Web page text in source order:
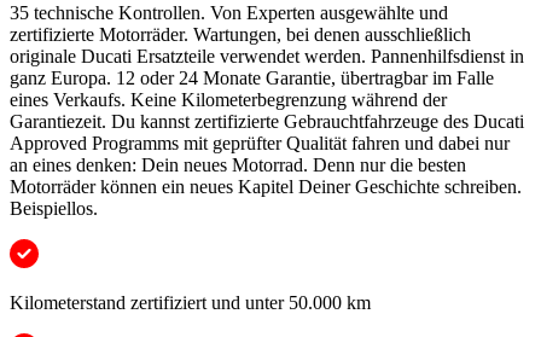
35 technische Kontrollen. Von Experten ausgewählte und
zertifizierte Motorräder. Wartungen, bei denen ausschließlich
originale Ducati Ersatzteile verwendet werden. Pannenhilfsdienst in
ganz Europa. 12 oder 24 Monate Garantie, übertragbar im Falle
eines Verkaufs. Keine Kilometerbegrenzung während der
Garantiezeit. Du kannst zertifizierte Gebrauchtfahrzeuge des Ducati
Approved Programms mit geprüfter Qualität fahren und dabei nur
an eines denken: Dein neues Motorrad. Denn nur die besten
Motorräder können ein neues Kapitel Deiner Geschichte schreiben.
Beispiellos.
Kilometerstand zertifiziert und unter 50.000 km